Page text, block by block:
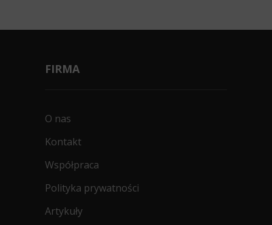
FIRMA
O nas
Kontakt
Współpraca
Polityka prywatności
Artykuły